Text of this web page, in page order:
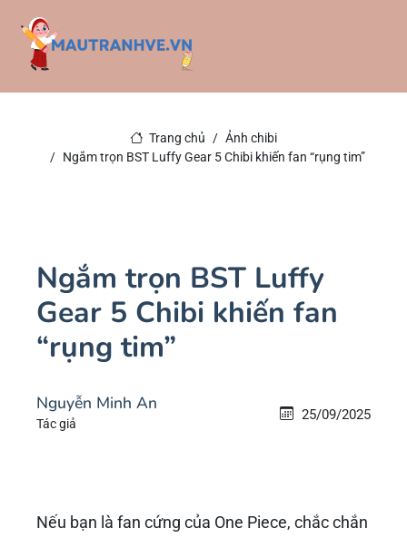
Trang chủ
Ảnh chibi
Ngắm trọn BST Luffy Gear 5 Chibi khiến fan “rụng tim”
Ngắm trọn BST Luffy
Gear 5 Chibi khiến fan
“rụng tim”
Nguyễn Minh An
Tác giả
25/09/2025
Nếu bạn là fan cứng của One Piece, chắc chắn